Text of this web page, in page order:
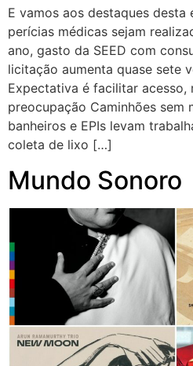
E vamos aos destaques desta
perícias médicas sejam
ano, gasto da SEED com
licitação aumenta quase sete
Expectativa é facilitar acesso,
preocupação Caminhões sem
banheiros e EPIs levam
coleta de lixo […]
Mundo Sonoro